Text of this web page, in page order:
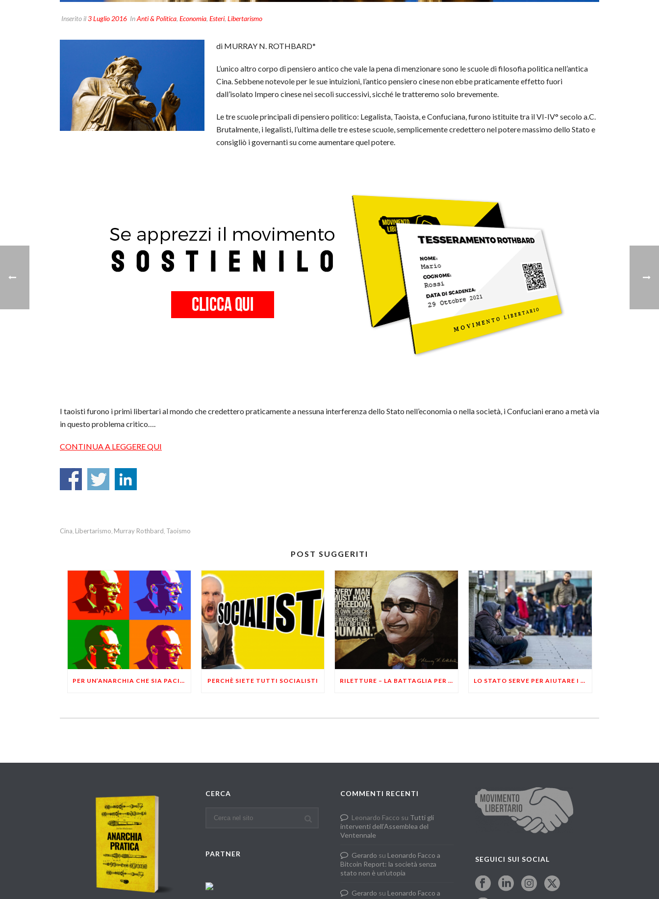
Inserito il3 Luglio 2016 InAnti & Politica, Economia, Esteri, Libertarismo
di MURRAY N. ROTHBARD*
L’unico altro corpo di pensiero antico che vale la pena di menzionare sono le scuole di filosofia politica nell’antica
Cina. Sebbene notevole per le sue intuizioni, l’antico pensiero cinese non ebbe praticamente effetto fuori
dall’isolato Impero cinese nei secoli successivi, sicché le tratteremo solo brevemente.
Le tre scuole principali di pensiero politico: Legalista, Taoista, e Confuciana, furono istituite tra il VI-IV° secolo a.C.
Brutalmente, i legalisti, l’ultima delle tre estese scuole, semplicemente credettero nel potere massimo dello Stato e
consigliò i governanti su come aumentare quel potere.
I taoisti furono i primi libertari al mondo che credettero praticamente a nessuna interferenza dello Stato nell’economia o nella società, i Confuciani erano a metà via
in questo problema critico….
CONTINUA A LEGGERE QUI
Cina, Libertarismo, Murray Rothbard, Taoismo
POST SUGGERITI
PER UN’ANARCHIA CHE SIA PACIFICA E VOLONTARIA PERCHÈ SIETE TUTTI SOCIALISTI RILETTURE – LA BATTAGLIA PER LA LIBERTA’ SI FA FUORI DALLE UNIVERSITA’ LO STATO SERVE PER AIUTARE I POVERI
CERCA
PARTNER
COMMENTI RECENTI
Leonardo Facco su Tutti gli
interventi dell’Assemblea del
Ventennale
Gerardo su Leonardo Facco a
Bitcoin Report: la società senza
stato non è un’utopia
Gerardo su Leonardo Facco a
SEGUICI SUI SOCIAL